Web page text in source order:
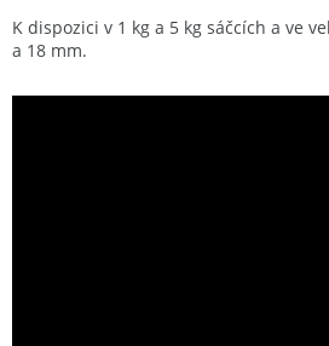
K dispozici v 1 kg a 5 kg sáčcích a ve
a 18 mm.